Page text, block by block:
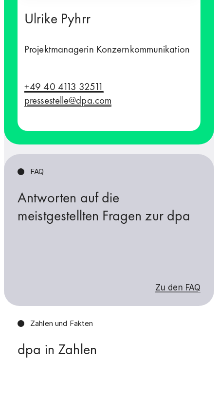
Ulrike Pyhrr
Projektmanagerin Konzernkommunikation
+49 40 4113 32511
pressestelle@dpa.com
FAQ
Antworten auf die
meistgestellten Fragen zur dpa
Zu den FAQ
Zahlen und Fakten
dpa in Zahlen